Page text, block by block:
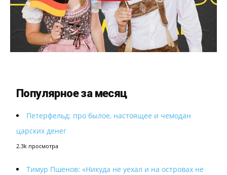
Популярное за месяц
Петерфельд: про былое, настоящее и чемодан
царских денег
2.3k просмотра
Тимур Пшенов: «Никуда не уехал и на островах не